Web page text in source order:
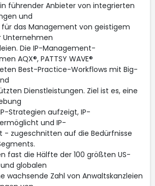
führender Anbieter von integrierten
und
das Management von geistigem
Unternehmen
Die IP-Management-
AQX®, PATTSY WAVE®
Best-Practice-Workflows mit Big-
Dienstleistungen. Ziel ist es, eine
Strategien aufzeigt, IP-
und IP-
- zugeschnitten auf die Bedürfnisse
fast die Hälfte der 100 größten US-
globalen
wachsende Zahl von Anwaltskanzleien